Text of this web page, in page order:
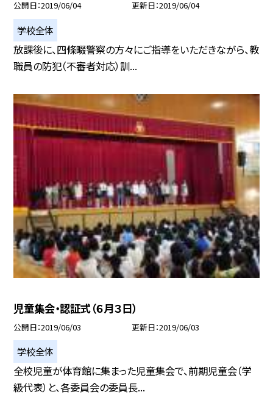
公開日 2019/06/04 更新日 2019/06/04
学校全体
放課後に、四條畷警察の方々にご指導をいただきながら、教
職員の防犯（不審者対応）訓...
児童集会・認証式（６月３日）
公開日 2019/06/03 更新日 2019/06/03
学校全体
全校児童が体育館に集まった児童集会で、前期児童会（学
級代表）と、各委員会の委員長...